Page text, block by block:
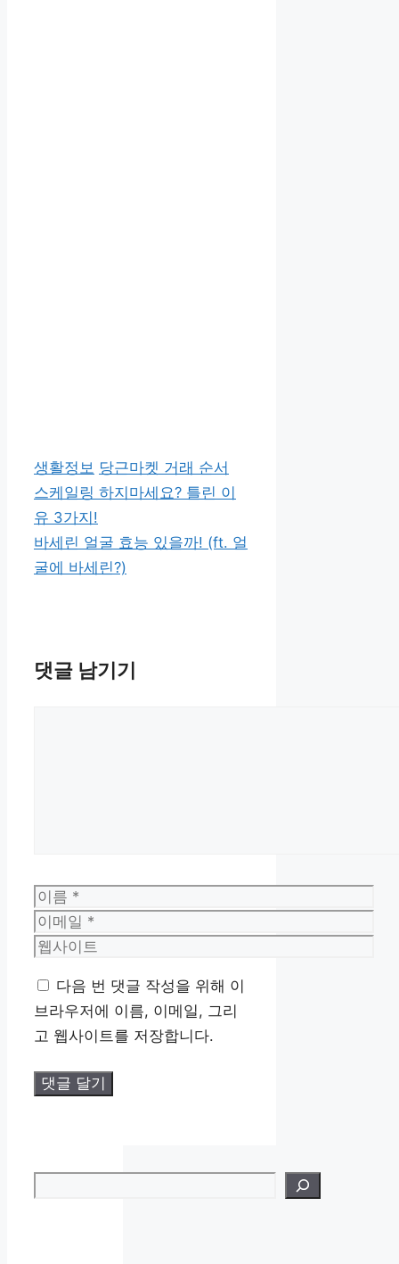
카
테
고
리
생활정보 태
그
당근마켓 거래 순서
스케일링 하지마세요? 틀린 이
유 3가지!
바세린 얼굴 효능 있을까! (ft. 얼
굴에 바세린?)
댓글 남기기
이
름
이
메
웹
이
트
다음 번 댓글 작성을 위해 이
브라우저에 이름, 이메일, 그리
고 웹사이트를 저장합니다.